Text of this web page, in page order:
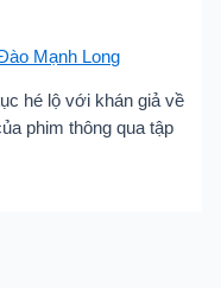
Mạnh Long
hé lộ với khán giả về
phim thông qua tập